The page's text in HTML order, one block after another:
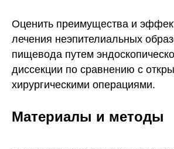
Оценить преимущества и
лечения неэпителиальных
пищевода путем
диссекции по сравнению с
хирургическими операциями.
Материалы и методы